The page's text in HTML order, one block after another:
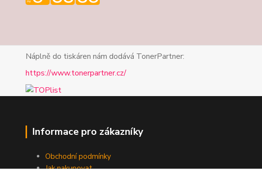
Náplně do tiskáren nám dodává TonerPartner:
https://www.tonerpartner.cz/
Informace pro zákazníky
Obchodní podmínky
Jak nakupovat